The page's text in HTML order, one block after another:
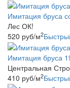
Имитация бруса
Лес ОК!
520 руб/м2
Имитация бруса
Центральная
410 руб/м2